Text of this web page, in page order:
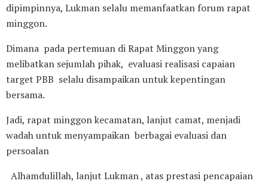
dipimpinnya, Lukman selalu memanfaatkan forum rapat
minggon.
Dimana pada pertemuan di Rapat Minggon yang
melibatkan sejumlah pihak, evaluasi realisasi capaian
target PBB selalu disampaikan untuk kepentingan
bersama.
Jadi, rapat minggon kecamatan, lanjut camat, menjadi
wadah untuk menyampaikan berbagai evaluasi dan
persoalan
Alhamdulillah, lanjut Lukman , atas prestasi pencapaian